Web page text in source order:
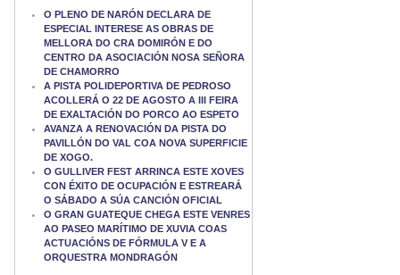
O PLENO DE NARÓN DECLARA DE
ESPECIAL INTERESE AS OBRAS DE
MELLORA DO CRA DOMIRÓN E DO
CENTRO DA ASOCIACIÓN NOSA SEÑORA
DE CHAMORRO
A PISTA POLIDEPORTIVA DE PEDROSO
ACOLLERÁ O 22 DE AGOSTO A III FEIRA
DE EXALTACIÓN DO PORCO AO ESPETO
AVANZA A RENOVACIÓN DA PISTA DO
PAVILLÓN DO VAL COA NOVA SUPERFICIE
DE XOGO.
O GULLIVER FEST ARRINCA ESTE XOVES
CON ÉXITO DE OCUPACIÓN E ESTREARÁ
O SÁBADO A SÚA CANCIÓN OFICIAL
O GRAN GUATEQUE CHEGA ESTE VENRES
AO PASEO MARÍTIMO DE XUVIA COAS
ACTUACIÓNS DE FÓRMULA V E A
ORQUESTRA MONDRAGÓN